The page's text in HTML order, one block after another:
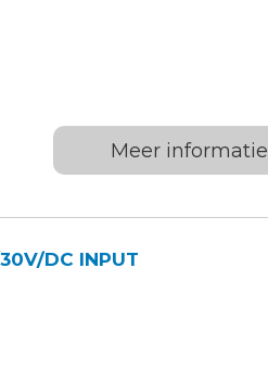
Meer informatie
DC INPUT